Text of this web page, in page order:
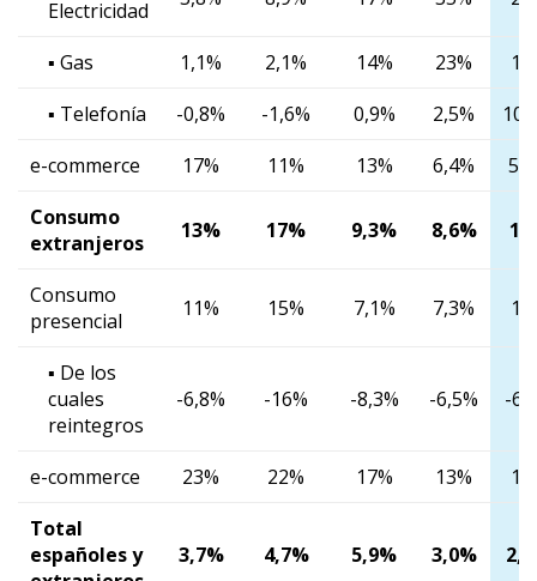
Electricidad
▪ Gas 1,1% 2,1% 14% 23%
▪ Telefonía
-0,8% -1,6% 0,9% 2,5%
e-commerce
17% 11% 13% 6,4%
Consumo
extranjeros
13% 17% 9,3% 8,6%
Consumo
presencial
11% 15% 7,1% 7,3%
▪ De los
cuales
reintegros
-6,8% -16% -8,3% -6,5% -
e-commerce 23% 22% 17% 13%
Total
españoles y
3,7% 4,7% 5,9% 3,0%